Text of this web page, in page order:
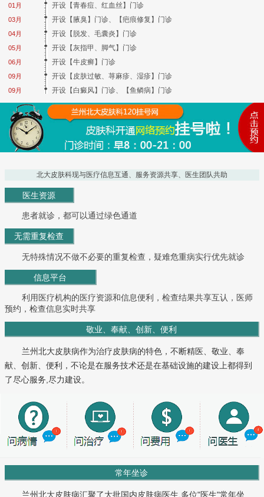
01月
03月
04月
05月
06月
09月
09月
开设【青春痘、红血丝】门诊
开设【腋臭】门诊、【疤痕修复】门诊
开设【脱发、毛囊炎】门诊
开设【灰指甲、脚气】门诊
开设【牛皮癣】门诊
开设【皮肤过敏、荨麻疹、湿疹】门诊
开设【白癜风】门诊、【鱼鳞病】门诊
北大皮肤科现与医疗信息互通、服务资源共享、医生团队共助
医生资源
患者就诊，都可以通过绿色通道
无需重复检查
无特殊情况不做不必要的重复检查，疑难危重病实行优先就诊
信息平台
利用医疗机构的医疗资源和信息便利，检查结果共享互认，医师
预约，检查信息实时共享
敬业、奉献、创新、便利
兰州北大皮肤病作为治疗皮肤病的特色，不断精医、敬业、奉
献、创新、便利，不论是在服务技术还是在基础设施的建设上都得到
了尽心服务,尽力建设。
常年坐诊
兰州北大皮肤病汇聚了大批国内皮肤病医生,多位"医生"常年坐